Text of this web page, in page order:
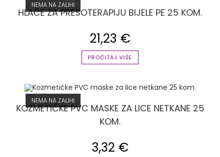
NEMA NA ZALIHI
HLAČE ZA PRESOTERAPIJU BIJELE PE 25 KOM.
21,23 €
PROČITAJ VIŠE
NEMA NA ZALIHI
KOZMETIČKE PVC MASKE ZA LICE NETKANE 25
KOM.
3,32 €